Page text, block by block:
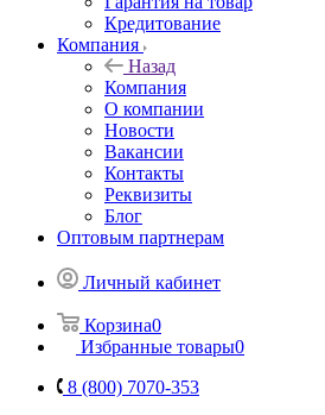
Кредитование
Компания
Назад
Компания
О компании
Новости
Вакансии
Контакты
Реквизиты
Блог
Оптовым партнерам
Личный кабинет
Корзина0
Избранные товары0
8 (800) 7070-353